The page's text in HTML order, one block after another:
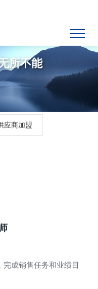
所不能
应商加盟
成销售任务和业绩目